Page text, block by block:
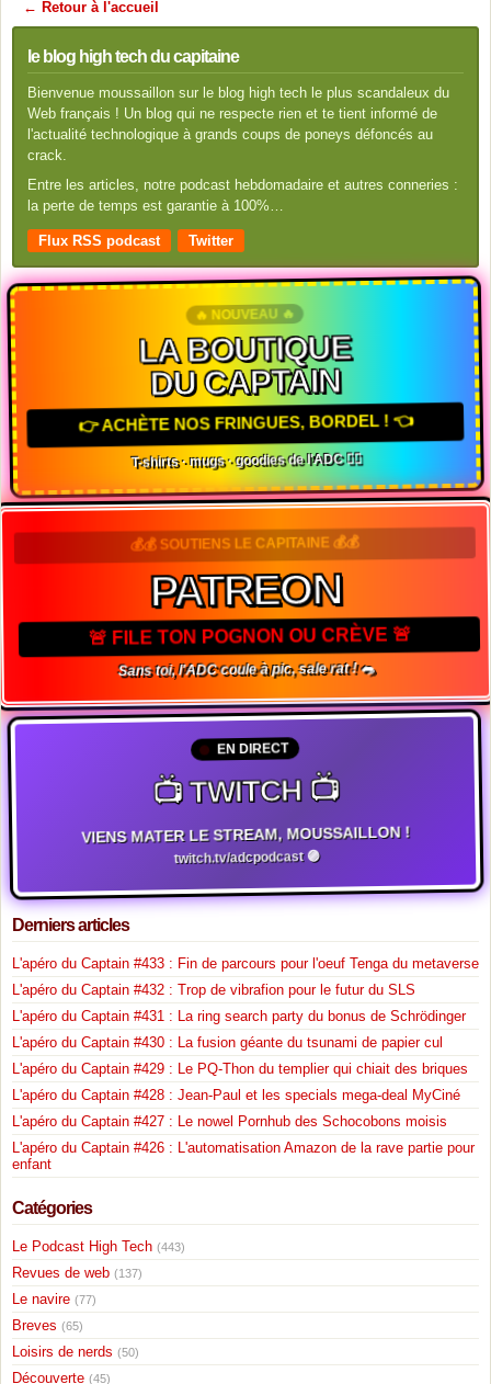
← Retour à l'accueil
le blog high tech du capitaine
Bienvenue moussaillon sur le blog high tech le plus scandaleux du
Web français ! Un blog qui ne respecte rien et te tient informé de
l'actualité technologique à grands coups de poneys défoncés au
crack.
Entre les articles, notre podcast hebdomadaire et autres conneries :
la perte de temps est garantie à 100%…
Flux RSS podcast Twitter
🔥 NOUVEAU 🔥
LA BOUTIQUE
DU CAPTAIN
👉 ACHÈTE NOS FRINGUES, BORDEL ! 👈
T-shirts · mugs · goodies de l'ADC 🏴‍☠️
💰💰 SOUTIENS LE CAPITAINE 💰💰
PATREON
🚨 FILE TON POGNON OU CRÈVE 🚨
Sans toi, l'ADC coule à pic, sale rat ! 🐀
EN DIRECT
📺 TWITCH 📺
VIENS MATER LE STREAM, MOUSSAILLON !
twitch.tv/adcpodcast 🟣
Derniers articles
L'apéro du Captain #433 : Fin de parcours pour l'oeuf Tenga du metaverse
L'apéro du Captain #432 : Trop de vibrafion pour le futur du SLS
L'apéro du Captain #431 : La ring search party du bonus de Schrödinger
L'apéro du Captain #430 : La fusion géante du tsunami de papier cul
L'apéro du Captain #429 : Le PQ-Thon du templier qui chiait des briques
L'apéro du Captain #428 : Jean-Paul et les specials mega-deal MyCiné
L'apéro du Captain #427 : Le nowel Pornhub des Schocobons moisis
L'apéro du Captain #426 : L'automatisation Amazon de la rave partie pour
enfant
Catégories
Le Podcast High Tech (443)
Revues de web (137)
Le navire (77)
Breves (65)
Loisirs de nerds (50)
Découverte (45)